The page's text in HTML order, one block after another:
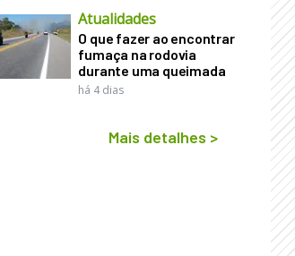
Atualidades
O que fazer ao encontrar
fumaça na rodovia
durante uma queimada
há 4 dias
Mais detalhes >